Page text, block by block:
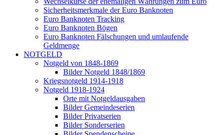
Sicherheitsmerkmale der Euro Banknoten
Euro Banknoten Tracking
Euro Banknoten Bögen
Euro Banknoten Fälschungen und umlaufende
Geldmenge
NOTGELD
Notgeld von 1848-1869
Bilder Notgeld 1848/1869
Kriegsnotgeld 1914-1918
Notgeld 1918-1924
Orte mit Notgeldausgaben
Bilder Gemeindeserien
Bilder Privatserien
Bilder Sonderserien